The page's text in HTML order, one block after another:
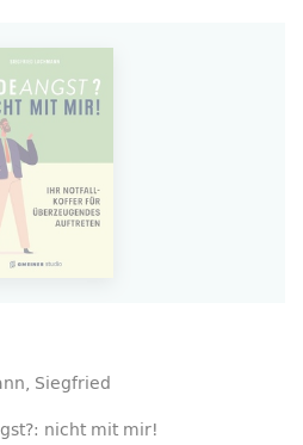
Siegfried
nicht mit mir!